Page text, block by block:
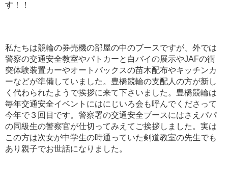
す！！
私たちは競輪の券売機の部屋の中のブースですが、外では
警察の交通安全教室やパトカーと白バイの展示やJAFの衝
突体験装置カーやオートバックスの苗木配布やキッチンカ
ーなどが準備していました。豊橋競輪の支配人の方が新し
く代わられたようで挨拶に来て下さいました。豊橋競輪は
毎年交通安全イベントにはにじいろ会も呼んでくださって
今年で３回目です。警察署の交通安全ブースにはさえパパ
の同級生の警察官が仕切ってみえてご挨拶しました。実は
この方は次女が中学生の時通っていた剣道教室の先生でも
あり親子でお世話になりました。